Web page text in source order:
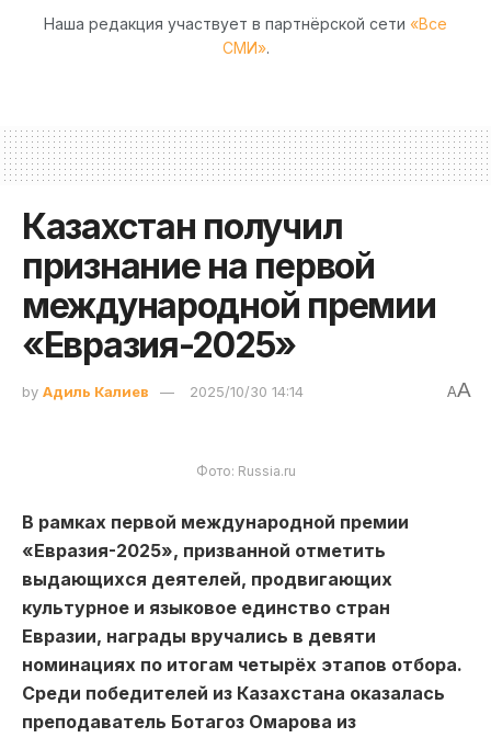
Наша редакция участвует в партнёрской сети «Все
СМИ».
Казахстан получил
признание на первой
международной премии
«Евразия-2025»
by Адиль Калиев 2025/10/30 14:14 AA
Фото: Russia.ru
В рамках первой международной премии
«Евразия-2025», призванной отметить
выдающихся деятелей, продвигающих
культурное и языковое единство стран
Евразии, награды вручались в девяти
номинациях по итогам четырёх этапов отбора.
Среди победителей из Казахстана оказалась
преподаватель Ботагоз Омарова из